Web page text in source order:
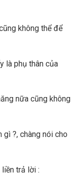
không thể để
là phụ thân của
nữa cũng không
gì ?, chàng nói cho
trả lời :